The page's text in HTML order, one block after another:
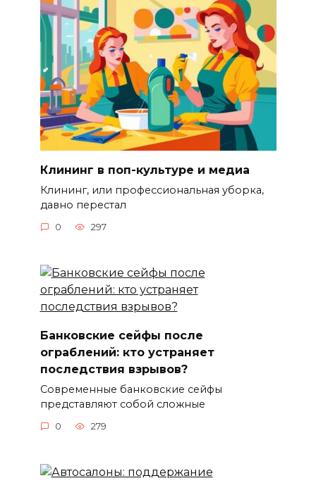
Клининг в поп-культуре и медиа
Клининг, или профессиональная уборка,
давно перестал
0 297
Банковские сейфы после
ограблений: кто устраняет
последствия взрывов?
Современные банковские сейфы
представляют собой сложные
0 279